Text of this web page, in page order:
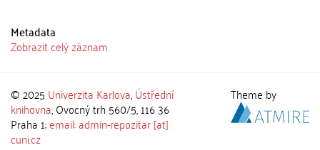
Metadata
Zobrazit celý záznam
© 2025 Univerzita Karlova,Ústřední
knihovna, Ovocný trh 560/5, 116 36
Praha 1;email: admin-repozitar [at]
cuni.cz
Theme by